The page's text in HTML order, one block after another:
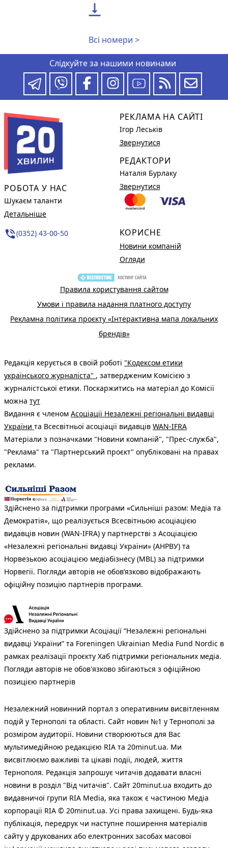

Всі номери >
Слідкуйте за нашими новинами
РОБОТА У НАС
Шукаєм таланти
Детальніше
phone_in_talk(0352) 43-00-50
РЕКЛАМА НА САЙТІ
Ігор Леськів
Звернутися
РЕДАКТОРИ
Наталія Бурлаку
Звернутися
КОРИСНЕ
Новини компаній
Огляди
Правила користування сайтом
Умови і правила надання платного доступу
Рекламна політика проєкту «Інтерактивна мапа локальних
брендів»
Редакція керується в своїй роботі "Кодексом етики
українського журналіста" , затвердженим Комісією з
журналістської етики. Поскаржитись на матеріал до Комісії
можна тут
Видання є членом Асоціації Незалежні регіональні видавці
України та Всесвітньої асоціації видавців WAN-IFRA
Матеріали з позначками "Новини компаній", "Прес-служба",
"Реклама" та "Партнерський проєкт" опубліковані на правах
реклами.
Здійснено за підтримки програми «Сильніші разом: Медіа та
Демократія», що реалізується Всесвітньою асоціацією
видавців новин (WAN-IFRA) у партнерстві з Асоціацією
«Незалежні регіональні видавці України» (АНРВУ) та
Норвезькою асоціацією медіабізнесу (MBL) за підтримки
Норвегії. Погляди авторів не обов’язково відображають
офіційну позицію партнерів програми.
Здійснено за підтримки Асоціації “Незалежні регіональні
видавці України” та Foreningen Ukrainian Media Fund Nordic в
рамках реалізації проєкту Хаб підтримки регіональних медіа.
Погляди авторів не обов'язково збігаються з офіційною
позицією партнерів
Незалежний новинний портал з оперативним висвітленням
подій у Тернополі та області. Сайт новин №1 у Тернополі за
розміром аудиторії. Новини створюються для Вас
мультимедійною редакцією RIA та 20minut.ua. Ми
висвітлюємо важливі та цікаві події, людей, життя
Тернополя. Редакція запрошує читачів додавати власні
новини в розділ "Від читачів". Сайт 20minut.ua входить до
видавничої групи RIA Media, яка також є частиною Медіа
корпорації RIA © 20minut.ua. Усі права захищені. Будь-яка
публiкацiя, передрук чи наступне поширення матеріалів
сайту у друкованих або електронних засобах масової